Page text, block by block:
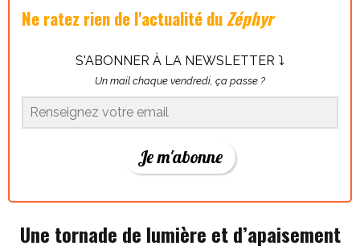
Ne ratez rien de l'actualité duZéphyr
S'ABONNER À LA NEWSLETTER ⤵
Un mail chaque vendredi, ça passe ?
Je m'abonne
Une tornade de lumière et d’apaisement